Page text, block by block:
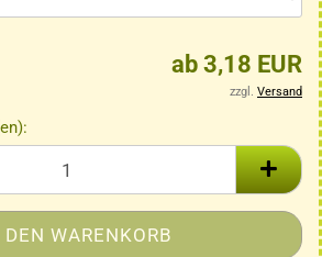
ab 3,18 EUR
zzgl. Versand